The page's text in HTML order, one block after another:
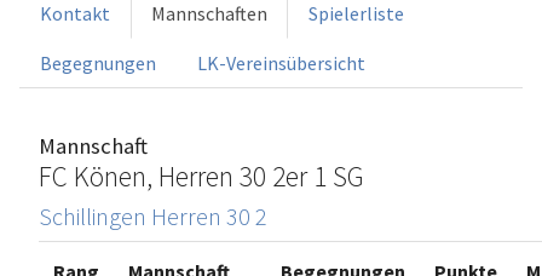
Kontakt Mannschaften Spielerliste
Begegnungen LK-Vereinsübersicht
Mannschaft
FC Könen, Herren 30 2er 1 SG
Schillingen Herren 30 2
Rang Mannschaft Begegnungen Punkte